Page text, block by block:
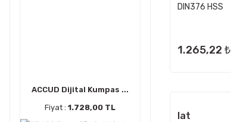
ACCUD Dijital Kumpas ...
Fiyat : 1.728,00 TL
DIN376 HSS
1.265,22 ₺
Iat